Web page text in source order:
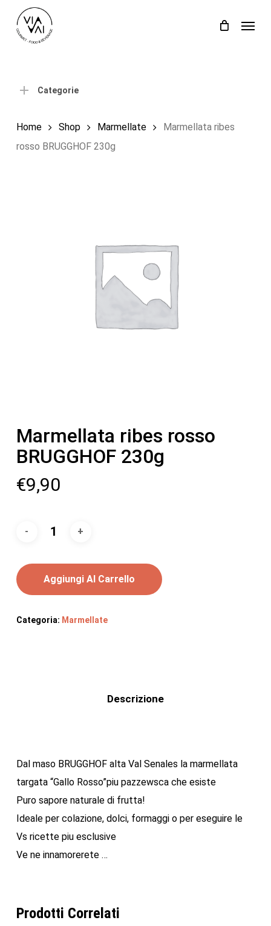
Carrello Close
Categorie
Home Shop Marmellate
Marmellata ribes
rosso BRUGGHOF 230g
Marmellata ribes rosso
BRUGGHOF 230g
€9,90
Aggiungi Al Carrello
Categoria: Marmellate
Descrizione
Dal maso BRUGGHOF alta Val Senales la marmellata
targata “Gallo Rosso”piu pazzewsca che esiste
Puro sapore naturale di frutta!
Ideale per colazione, dolci, formaggi o per eseguire le
Vs ricette piu esclusive
Ve ne innamorerete …
Prodotti Correlati